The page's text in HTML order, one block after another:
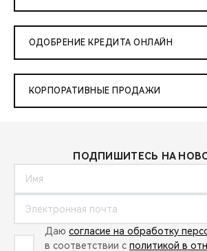
ОДОБРЕНИЕ КРЕДИТА ОНЛАЙН
КОРПОРАТИВНЫЕ ПРОДАЖИ
ПОДПИШИТЕСЬ НА
Даю согласие на обработку
в соответствии с политикой в